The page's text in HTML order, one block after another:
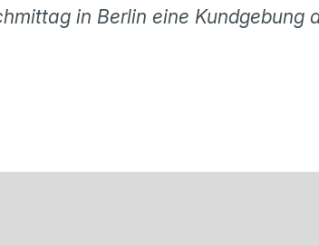
in Berlin eine Kundgebung